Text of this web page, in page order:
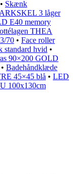
• Skænk
3 låger
E40 memory
THEA
70 • Face roller
standard hvid •
90×200 GOLD
• Badehåndklæde
45×45 blå • LED
100x130cm